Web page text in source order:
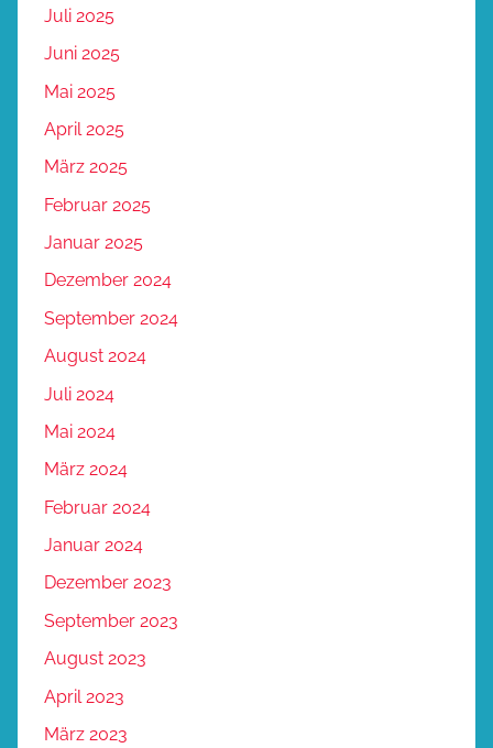
Juli 2025
Juni 2025
Mai 2025
April 2025
März 2025
Februar 2025
Januar 2025
Dezember 2024
September 2024
August 2024
Juli 2024
Mai 2024
März 2024
Februar 2024
Januar 2024
Dezember 2023
September 2023
August 2023
April 2023
März 2023